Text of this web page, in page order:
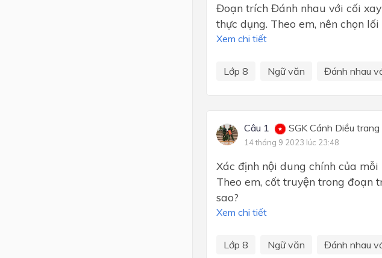
Đoạn trích Đánh nhau với cối
thực dụng. Theo em, nên chọn lối
Xem chi tiết
Lớp 8 Ngữ văn Đánh nhau
Câu 1 SGK Cánh Diều
14 tháng 9 2023 lúc 23:48
Xác định nội dung chính của
Theo em, cốt truyện trong đoạn
sao?
Xem chi tiết
Lớp 8 Ngữ văn Đánh nhau